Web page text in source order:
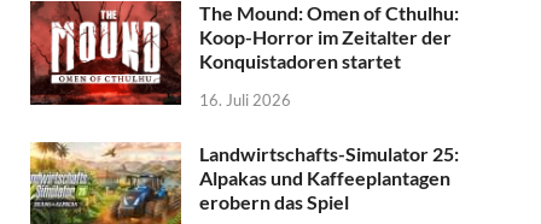
The Mound: Omen of Cthulhu:
Koop-Horror im Zeitalter der
Konquistadoren startet
16. Juli 2026
Landwirtschafts-Simulator 25:
Alpakas und Kaffeeplantagen
erobern das Spiel